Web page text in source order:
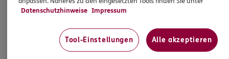
Datenschutzhinweise Impressum
Tool-Einstellungen Alle akzeptieren